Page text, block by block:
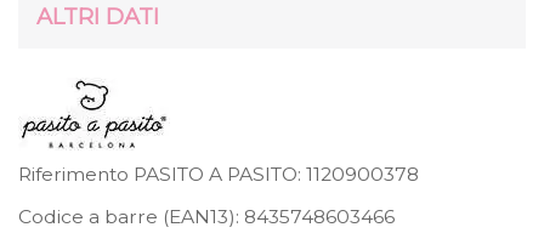
ALTRI DATI
Riferimento PASITO A PASITO: 1120900378
Codice a barre (EAN13): 8435748603466